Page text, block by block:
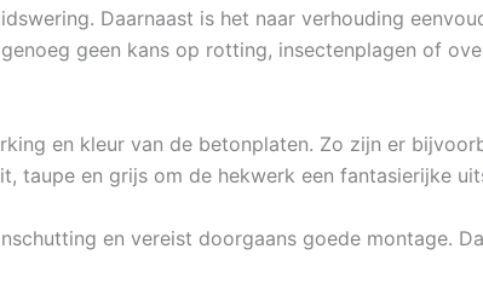
Daarnaast is het naar verhouding
geen kans op rotting, insectenplagen of
en kleur van de betonplaten. Zo zijn er
taupe en grijs om de hekwerk een fantasierijke
en vereist doorgaans goede montage.